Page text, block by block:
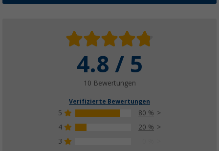
4.8 / 5
10 Bewertungen
Verifizierte Bewertungen
5
80 %
4
20 %
3